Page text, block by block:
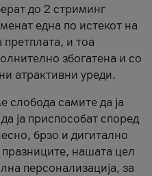
до 2 стриминг
една по истекот на
и тоа
збогатена и со
атрактивни уреди.
слобода самите да ја
ја приспособат според
брзо и дигитално
празниците, нашата цел
персонализација, за